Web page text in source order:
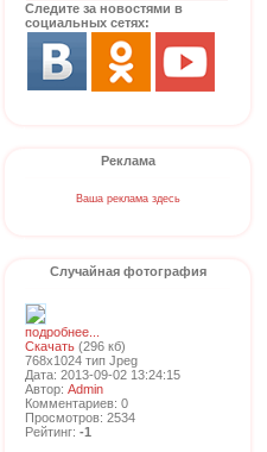
Следите за новостями в
социальных сетях:
Реклама
Ваша реклама здесь
Случайная фотография
подробнее...
Скачать (296 кб)
768x1024 тип Jpeg
Дата: 2013-09-02 13:24:15
Автор: Admin
Комментариев: 0
Просмотров: 2534
Рейтинг: -1